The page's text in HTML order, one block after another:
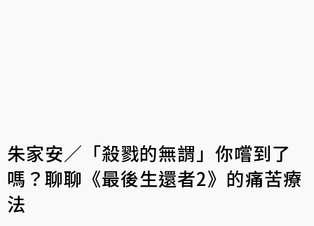
朱家安／「殺戮的無謂」你嚐到了
嗎？聊聊《最後生還者2》的痛苦療
法